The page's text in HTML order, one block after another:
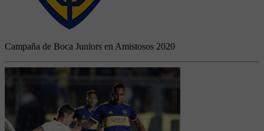
Campaña de Boca Juniors en Amistosos 2020